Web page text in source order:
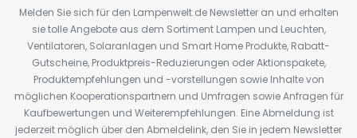
Melden Sie sich für den Lampenwelt.de Newsletter an und erhalten
sie tolle Angebote aus dem Sortiment Lampen und Leuchten,
Ventilatoren, Solaranlagen und Smart Home Produkte, Rabatt-
Gutscheine, Produktpreis-Reduzierungen oder Aktionspakete,
Produktempfehlungen und -vorstellungen sowie Inhalte von
möglichen Kooperationspartnern und Umfragen sowie Anfragen für
Kaufbewertungen und Weiterempfehlungen. Eine Abmeldung ist
jederzeit möglich über den Abmeldelink, den Sie in jedem Newsletter